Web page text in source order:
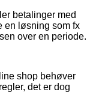
betalinger med
en løsning som fx
over en periode.
shop behøver
det er dog